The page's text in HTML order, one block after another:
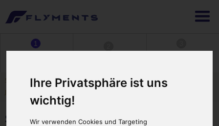
Ihre Privatsphäre ist uns
wichtig!
Wir verwenden Cookies und Targeting
1
Sie sind hier:Startseite>Standorte von FBT> Österreich>Salzburg
Johann im Pongau - Heliport
St. Johann im Pongau - Heliport